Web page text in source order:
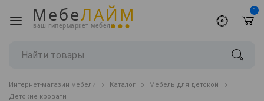
МебеЛАЙМ
ваш гипермаркет мебели
1
Интернет-магазин мебели Каталог
Мебель для детской
Детские кровати